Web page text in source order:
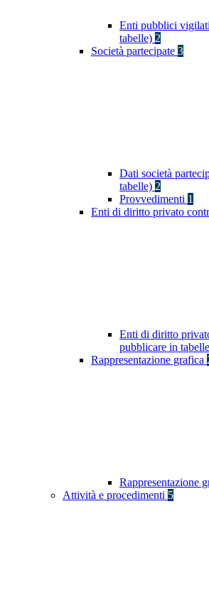
Enti pubblici
tabelle) 2
Società partecipate 3
Dati società
tabelle) 2
Provvedimenti 1
Enti di diritto privato
Enti di diritto
pubblicare in
Rappresentazione grafica
Rappresentazione
Attività e procedimenti 5